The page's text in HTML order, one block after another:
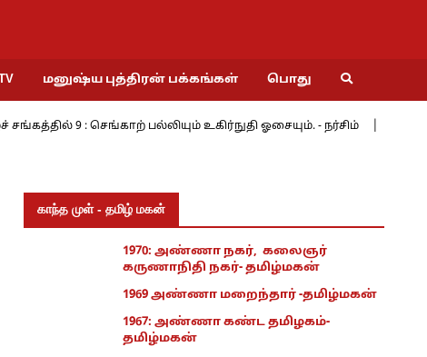
மனுஷ்ய புத்திரன் பக்கங்கள் பொது
9 : செங்காற் பல்லியும் உகிர்நுதி ஓசையும். - நர்சிம்
காந்த முள் - தமிழ் மகன்
1970: அண்ணா நகர், கலைஞர்
கருணாநிதி நகர்- தமிழ்மகன்
1969 அண்ணா மறைந்தார் -தமிழ்மகன்
1967: அண்ணா கண்ட தமிழகம்-
தமிழ்மகன்